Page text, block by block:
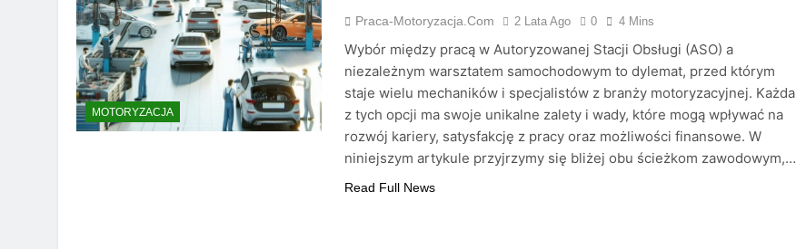
MOTORYZACJA
Praca-Motoryzacja.com 2 Lata Ago 0 4 Mins
Wybór między pracą w Autoryzowanej Stacji Obsługi (ASO) a
niezależnym warsztatem samochodowym to dylemat, przed którym
staje wielu mechaników i specjalistów z branży motoryzacyjnej. Każda
z tych opcji ma swoje unikalne zalety i wady, które mogą wpływać na
rozwój kariery, satysfakcję z pracy oraz możliwości finansowe. W
niniejszym artykule przyjrzymy się bliżej obu ścieżkom zawodowym,…
Read Full News